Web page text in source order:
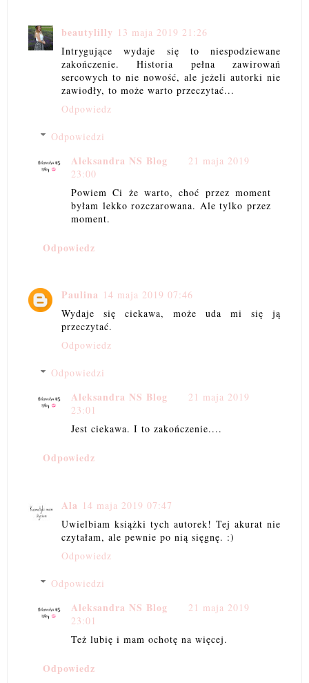
beautylilly 13 maja 2019 21:26
Intrygujące wydaje się to niespodziewane
zakończenie. Historia pełna zawirowań
sercowych to nie nowość, ale jeżeli autorki nie
zawiodły, to może warto przeczytać...
Odpowiedz
Odpowiedzi
Aleksandra NS Blog
21 maja 2019
23:00
Powiem Ci że warto, choć przez moment
byłam lekko rozczarowana. Ale tylko przez
moment.
Odpowiedz
Paulina 14 maja 2019 07:46
Wydaje się ciekawa, może uda mi się ją
przeczytać.
Odpowiedz
Odpowiedzi
Aleksandra NS Blog
21 maja 2019
23:01
Jest ciekawa. I to zakończenie....
Odpowiedz
Ala 14 maja 2019 07:47
Uwielbiam książki tych autorek! Tej akurat nie
czytałam, ale pewnie po nią sięgnę. :)
Odpowiedz
Odpowiedzi
Aleksandra NS Blog
21 maja 2019
23:01
Też lubię i mam ochotę na więcej.
Odpowiedz